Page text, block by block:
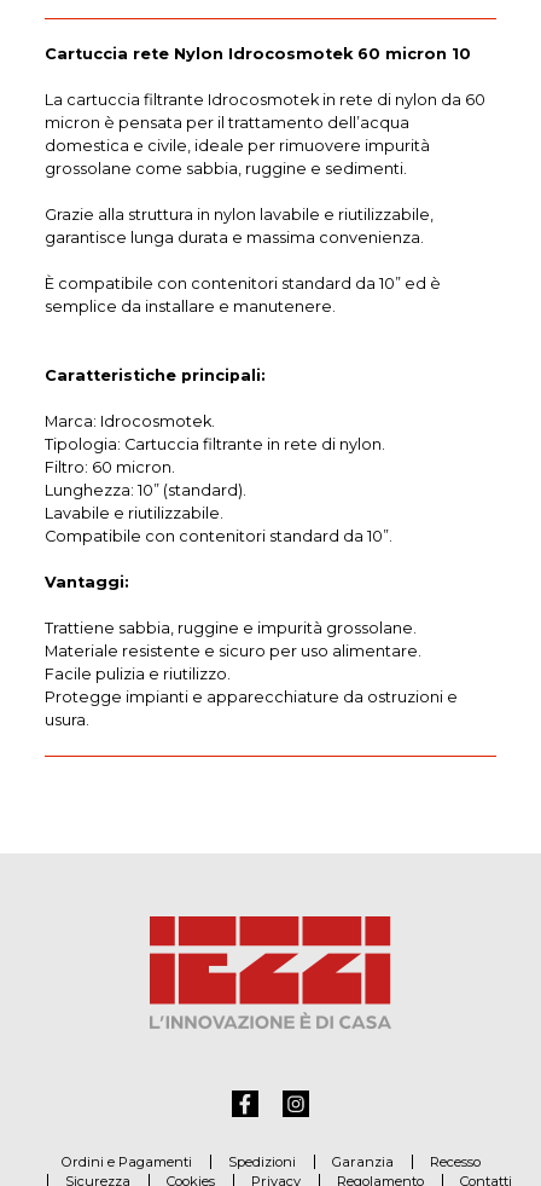
Cartuccia rete Nylon Idrocosmotek 60 micron 10
La cartuccia filtrante Idrocosmotek in rete di nylon da 60
micron è pensata per il trattamento dell’acqua
domestica e civile, ideale per rimuovere impurità
grossolane come sabbia, ruggine e sedimenti.
Grazie alla struttura in nylon lavabile e riutilizzabile,
garantisce lunga durata e massima convenienza.
È compatibile con contenitori standard da 10” ed è
semplice da installare e manutenere.
Caratteristiche principali:
Marca: Idrocosmotek.
Tipologia: Cartuccia filtrante in rete di nylon.
Filtro: 60 micron.
Lunghezza: 10” (standard).
Lavabile e riutilizzabile.
Compatibile con contenitori standard da 10”.
Vantaggi:
Trattiene sabbia, ruggine e impurità grossolane.
Materiale resistente e sicuro per uso alimentare.
Facile pulizia e riutilizzo.
Protegge impianti e apparecchiature da ostruzioni e
usura.
Ordini e Pagamenti Spedizioni Garanzia
Recesso
Sicurezza
Cookies Privacy Regolamento Contatti